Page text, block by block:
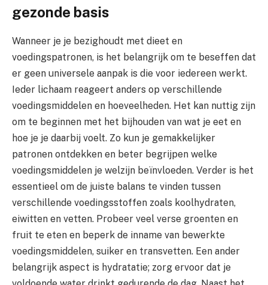
gezonde basis
Wanneer je je bezighoudt met dieet en
voedingspatronen, is het belangrijk om te beseffen dat
er geen universele aanpak is die voor iedereen werkt.
Ieder lichaam reageert anders op verschillende
voedingsmiddelen en hoeveelheden. Het kan nuttig zijn
om te beginnen met het bijhouden van wat je eet en
hoe je je daarbij voelt. Zo kun je gemakkelijker
patronen ontdekken en beter begrijpen welke
voedingsmiddelen je welzijn beïnvloeden. Verder is het
essentieel om de juiste balans te vinden tussen
verschillende voedingsstoffen zoals koolhydraten,
eiwitten en vetten. Probeer veel verse groenten en
fruit te eten en beperk de inname van bewerkte
voedingsmiddelen, suiker en transvetten. Een ander
belangrijk aspect is hydratatie; zorg ervoor dat je